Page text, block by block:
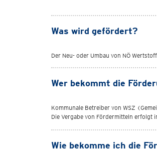
Was wird gefördert?
Der Neu- oder Umbau von NÖ
Wer bekommt die
Kommunale Betreiber von WSZ
Die Vergabe von Fördermitteln erfolgt
Wie bekomme ich die